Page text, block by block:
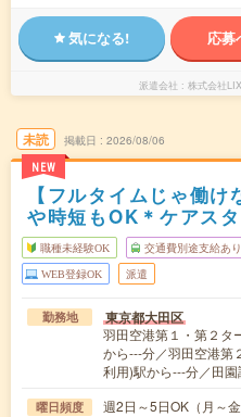
気になる! 応募
派遣会社 株式会社
未読
NEW
掲載日 2026/08/06
【フルタイムじゃ働
や時短もOK＊ケアス
職種未経験OK 交通費別途支給あり
WEB登録OK 派遣
勤務地 東京都大田区
羽田空港第１・第２タ
から---分／羽田空港第
利用)駅から---分／田
曜日頻度 週2日～5日OK（月